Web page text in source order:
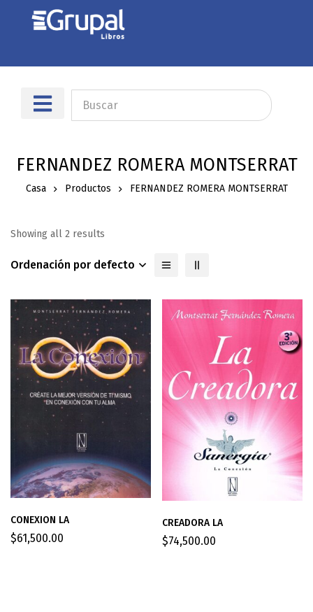
FERNANDEZ ROMERA MONTSERRAT
Casa Productos FERNANDEZ ROMERA MONTSERRAT
Showing all 2 results
Ordenación por defecto
CONEXION LA
$61,500.00
CREADORA LA
$74,500.00